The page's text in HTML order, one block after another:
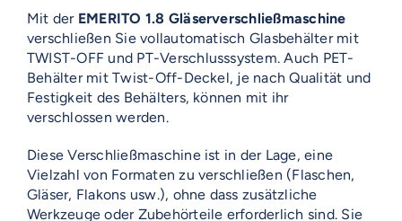
Mit der EMERITO 1.8 Gläserverschließmaschine
verschließen Sie vollautomatisch Glasbehälter mit
TWIST-OFF und PT-Verschlusssystem. Auch PET-
Behälter mit Twist-Off-Deckel, je nach Qualität und
Festigkeit des Behälters, können mit ihr
verschlossen werden.
Diese Verschließmaschine ist in der Lage, eine
Vielzahl von Formaten zu verschließen (Flaschen,
Gläser, Flakons usw.), ohne dass zusätzliche
Werkzeuge oder Zubehörteile erforderlich sind. Sie